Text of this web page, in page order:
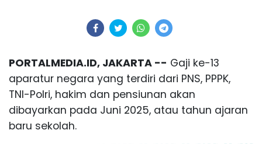
PORTALMEDIA.ID, JAKARTA -- Gaji ke-13
aparatur negara yang terdiri dari PNS, PPPK,
TNI-Polri, hakim dan pensiunan akan
dibayarkan pada Juni 2025, atau tahun ajaran
baru sekolah.